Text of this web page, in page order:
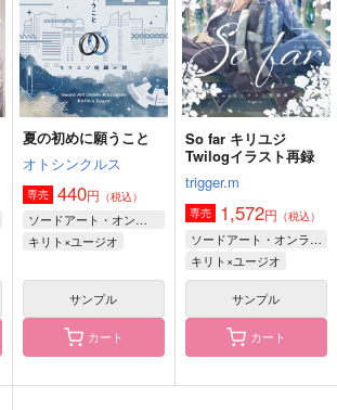
1,572円 （税込）
キリト×ユージオ
サンプル
作品詳細
キリト×アスナ
サンプル
作品詳細
夏の初めに願うこと
オトシンクルス
専売 440円 （税込）
ソードアート・オンライン
キリト×ユージオ
サンプル
カート
So far キリユジ
Twilogイラスト再録
trigger.m
専売 1,572円 （税込）
ソードアート・オンライン
キリト×ユージオ
サンプル
カート